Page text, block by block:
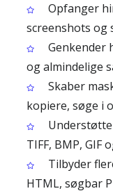
Opfanger
screenshots og
Genkender
og almindelige
Skaber
kopiere, søge i
TIFF, BMP, GIF
Tilbyder
HTML, søgbar